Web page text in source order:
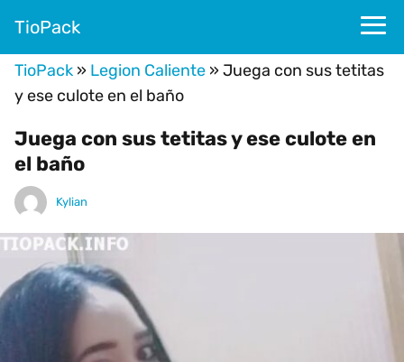
TioPack
TioPack » Legion Caliente »Juega con sus tetitas
y ese culote en el baño
Juega con sus tetitas y ese culote en
el baño
Kylian